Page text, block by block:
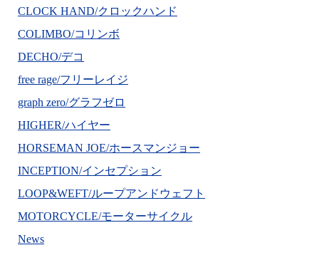
CLOCK HAND/クロックハンド
COLIMBO/コリンボ
DECHO/デコ
free rage/フリーレイジ
graph zero/グラフゼロ
HIGHER/ハイヤー
HORSEMAN JOE/ホースマンジョー
INCEPTION/インセプション
LOOP&WEFT/ループアンドウェフト
MOTORCYCLE/モーターサイクル
News